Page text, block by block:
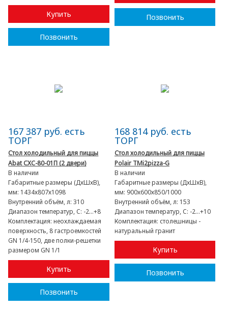
Купить
Позвонить
Позвонить
167 387 руб. есть
ТОРГ
Стол холодильный для пиццы
Abat СХС-80-01П (2 двери)
В наличии
Габаритные размеры (ДхШхВ),
мм: 1434х807х1098
Внутренний объём, л:310
Диапазон температур, C: -2...+8
Комплектация:неохлаждаемая
поверхность, 8 гастроемкостей
GN 1/4-150, две полки-решетки
размером GN 1/1
Купить
Позвонить
168 814 руб. есть
ТОРГ
Стол холодильный для пиццы
Polair TMi2pizza-G
В наличии
Габаритные размеры (ДхШхВ),
мм: 900х600х850/1000
Внутренний объём, л: 153
Диапазон температур, C: -2...+10
Комплектация: столешницы -
натуральный гранит
Купить
Позвонить